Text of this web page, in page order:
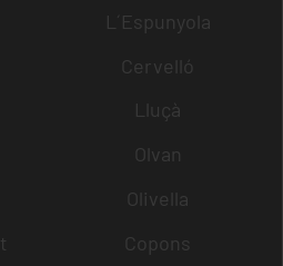
L´Espunyola
Cervelló
Lluçà
Olvan
Olivella
Copons